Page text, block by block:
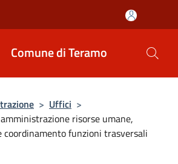
Comune di Teramo
> Uffici >
risorse umane,
coordinamento funzioni trasversali